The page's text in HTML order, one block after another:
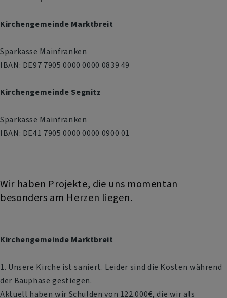
Kirchengemeinde Marktbreit
Sparkasse Mainfranken
IBAN: DE97 7905 0000 0000 0839 49
Kirchengemeinde Segnitz
Sparkasse Mainfranken
IBAN: DE41 7905 0000 0000 0900 01
Wir haben Projekte, die uns momentan
besonders am Herzen liegen.
Kirchengemeinde Marktbreit
1. Unsere Kirche ist saniert. Leider sind die Kosten während
der Bauphase gestiegen.
Aktuell haben wir Schulden von 122.000€, die wir als